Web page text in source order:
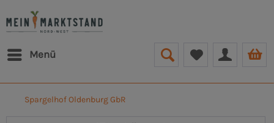
Menü
Spargelhof Oldenburg GbR